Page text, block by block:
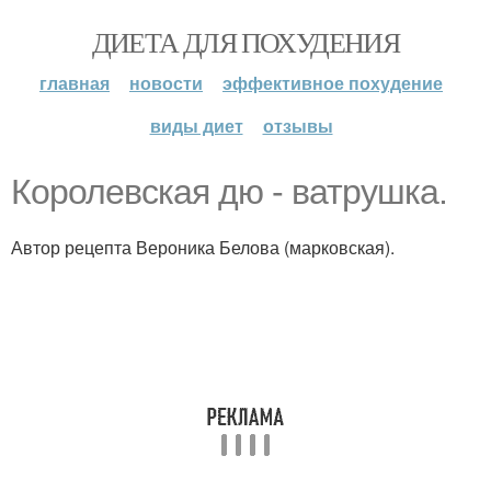
ДИЕТА ДЛЯ ПОХУДЕНИЯ
главная новости
эффективное похудение
виды диет
отзывы
Королевская дю - ватрушка.
Автор рецепта Вероника Белова (марковская).